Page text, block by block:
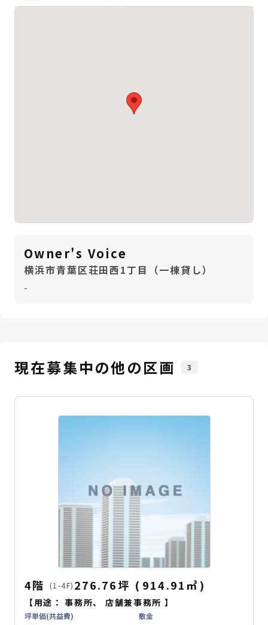
Owner's Voice
横浜市青葉区荘田西1丁目（一棟貸し）
-
現在募集中の他の区画 3
4階 (1-4F) 276.76坪 ( 914.91 ㎡ )
【用途：事務所、 店舗兼事務所 】
坪単価(共益費) 敷金